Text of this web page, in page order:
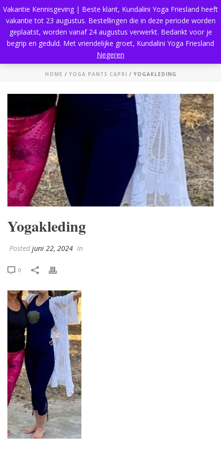
HOME / YOGA PANTS CAPRI / YOGAKLEDING
Yogakleding
Posted juni 22, 2024 In
0
Vakantie Kennisgeving | Beste klant, Kundalini Yoga Friesland heeft
vakantie tot 23 augustus. Bestellingen die in deze periode worden
geplaatst, worden vanaf 24 augustus verwerkt. Bedankt voor je
begrip en geduld. Met vriendelijke groet, Kundalini Yoga Friesland
Negeren